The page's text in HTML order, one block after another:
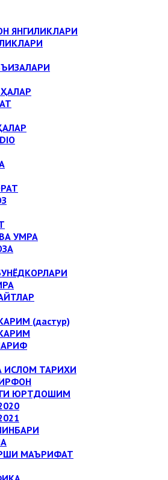
ЯНГИЛИКЛАРИ
УМРА
(дастур)
ИСЛОМ ТАРИХИ
ЮРТДОШИМ
МАЪРИФАТ